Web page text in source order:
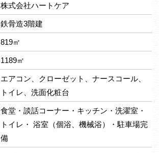
株式会社ハートケア
鉄骨造3階建
819㎡
1189㎡
エアコン、クローゼット、ナースコール、
トイレ、洗面化粧台
食堂・談話コーナー・キッチン・洗濯室・
トイレ・ 浴室（個浴、機械浴）・駐車場完
備